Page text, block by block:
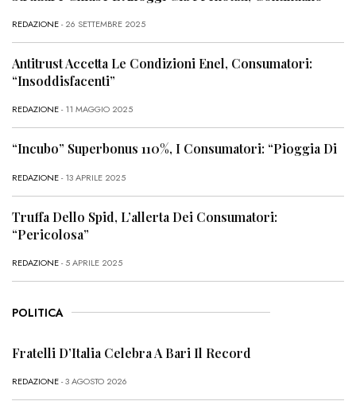
REDAZIONE- 26 SETTEMBRE 2025
Antitrust Accetta Le Condizioni Enel, Consumatori:
“Insoddisfacenti”
REDAZIONE- 11 MAGGIO 2025
“Incubo” Superbonus 110%, I Consumatori: “Pioggia Di
REDAZIONE- 13 APRILE 2025
Truffa Dello Spid, L’allerta Dei Consumatori:
“Pericolosa”
REDAZIONE- 5 APRILE 2025
POLITICA
Fratelli D’Italia Celebra A Bari Il Record
REDAZIONE- 3 AGOSTO 2026